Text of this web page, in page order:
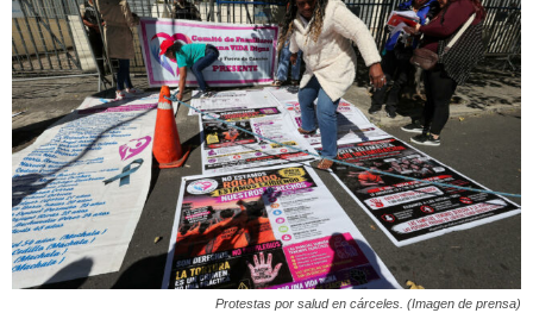
Protestas por salud en cárceles. (Imagen de prensa)